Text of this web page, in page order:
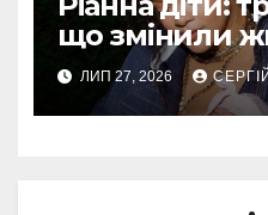
що змінили
ЛИП 27, 2026